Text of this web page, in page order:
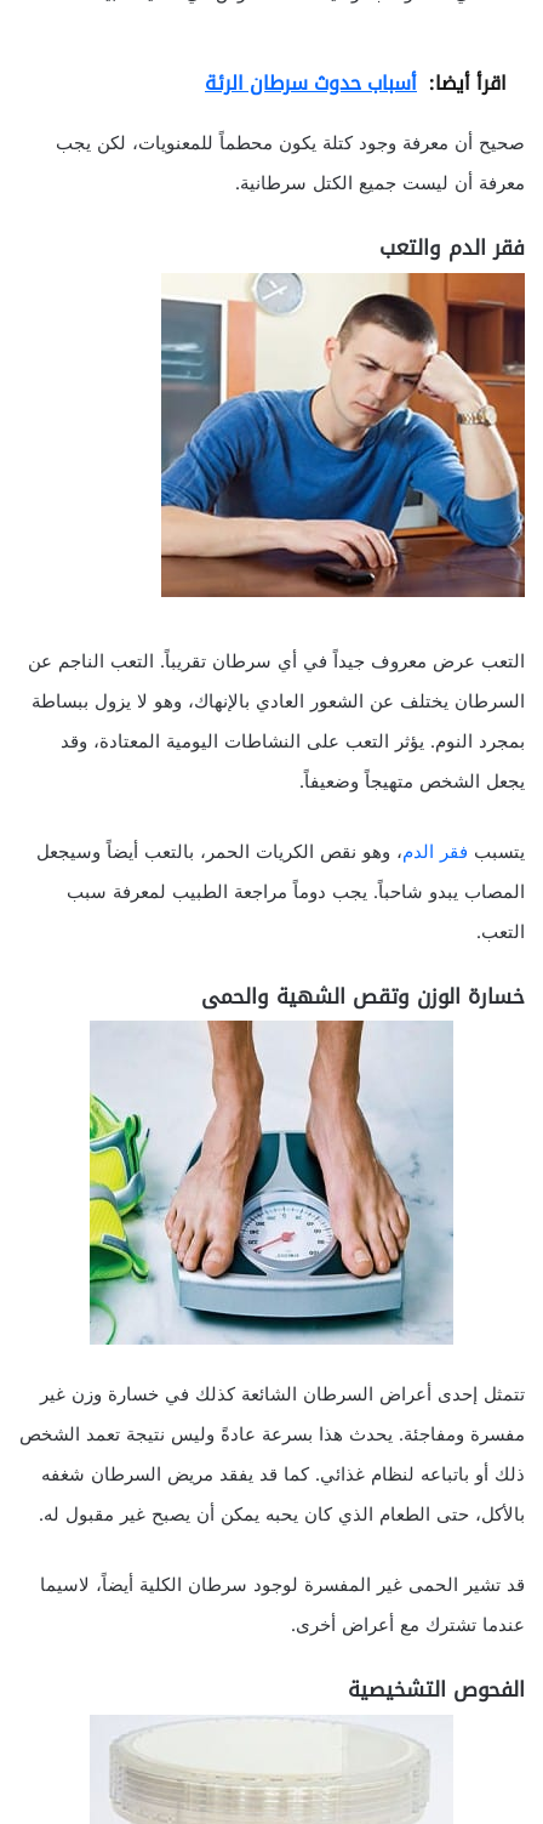
اقرأ أيضا: أسباب حدوث سرطان الرئة
صحيح أن معرفة وجود كتلة يكون محطماً للمعنويات، لكن يجب
معرفة أن ليست جميع الكتل سرطانية.
فقر الدم والتعب
التعب عرض معروف جيداً في أي سرطان تقريباً. التعب الناجم عن
السرطان يختلف عن الشعور العادي بالإنهاك، وهو لا يزول ببساطة
بمجرد النوم. يؤثر التعب على النشاطات اليومية المعتادة، وقد
يجعل الشخص متهيجاً وضعيفاً.
يتسبب فقر الدم، وهو نقص الكريات الحمر، بالتعب أيضاً وسيجعل
المصاب يبدو شاحباً. يجب دوماً مراجعة الطبيب لمعرفة سبب
التعب.
خسارة الوزن وتقص الشهية والحمى
تتمثل إحدى أعراض السرطان الشائعة كذلك في خسارة وزن غير
مفسرة ومفاجئة. يحدث هذا بسرعة عادةً وليس نتيجة تعمد الشخص
ذلك أو باتباعه لنظام غذائي. كما قد يفقد مريض السرطان شغفه
بالأكل، حتى الطعام الذي كان يحبه يمكن أن يصبح غير مقبول له.
قد تشير الحمى غير المفسرة لوجود سرطان الكلية أيضاً، لاسيما
عندما تشترك مع أعراض أخرى.
الفحوص التشخيصية